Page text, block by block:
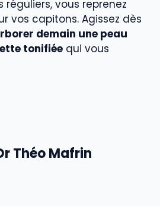
vous reprenez
vos capitons. Agissez dès
demain une peau
tonifiée qui vous
Théo Mafrin